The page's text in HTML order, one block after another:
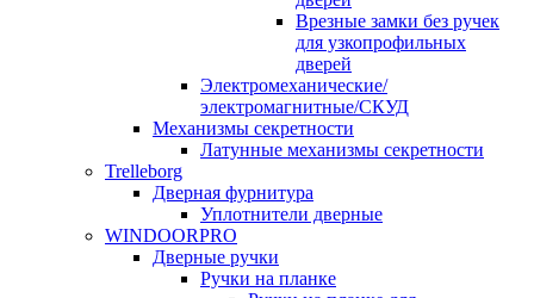
Врезные замки без ручек
для узкопрофильных
дверей
Электромеханические/
электромагнитные/СКУД
Механизмы секретности
Латунные механизмы секретности
Trelleborg
Дверная фурнитура
Уплотнители дверные
WINDOORPRO
Дверные ручки
Ручки на планке